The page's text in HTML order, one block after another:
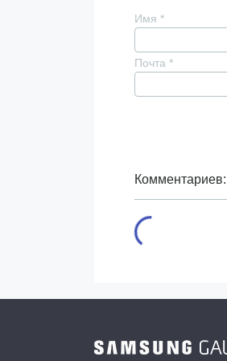
Имя *
Почта *